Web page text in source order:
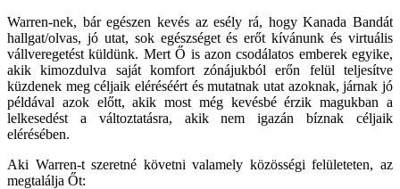
Warren-nek, bár egészen kevés az esély rá, hogy Kanada Bandát
hallgat/olvas, jó utat, sok egészséget és erőt kívánunk és virtuális
vállveregetést küldünk. Mert Ő is azon csodálatos emberek egyike,
akik kimozdulva saját komfort zónájukból erőn felül teljesítve
küzdenek meg céljaik eléréséért és mutatnak utat azoknak, járnak jó
példával azok előtt, akik most még kevésbé érzik magukban a
lelkesedést a változtatásra, akik nem igazán bíznak céljaik
elérésében.
Aki Warren-t szeretné követni valamely közösségi felületeten, az
megtalálja Őt: